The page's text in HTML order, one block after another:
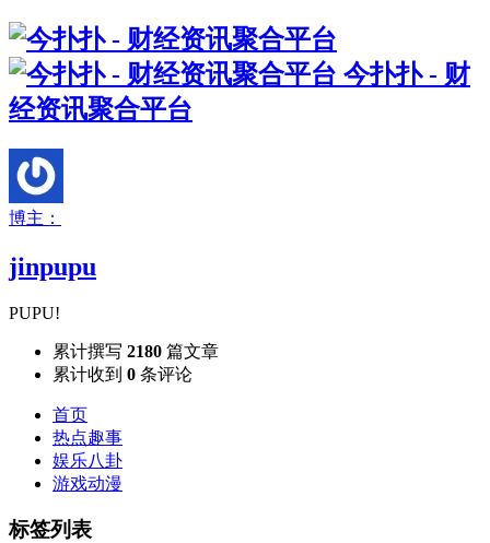
今扑扑 - 财
经资讯聚合平台
博主：
jinpupu
PUPU!
累计撰写 2180 篇文章
累计收到 0 条评论
首页
热点趣事
娱乐八卦
游戏动漫
标签列表